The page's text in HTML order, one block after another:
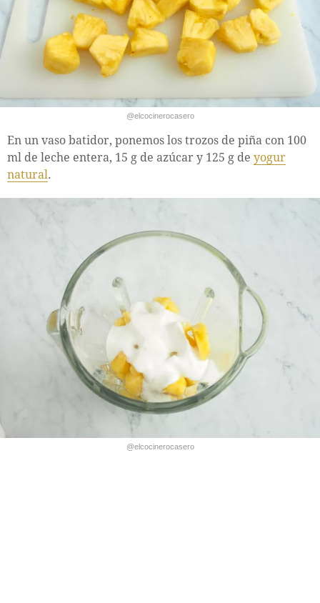
@elcocinerocasero
En un vaso batidor, ponemos los trozos de piña con 100
ml de leche entera, 15 g de azúcar y 125 g de yogur
natural.
@elcocinerocasero